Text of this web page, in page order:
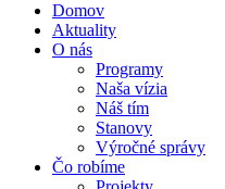
Domov
Aktuality
O nás
Programy
Naša vízia
Náš tím
Stanovy
Výročné správy
Čo robíme